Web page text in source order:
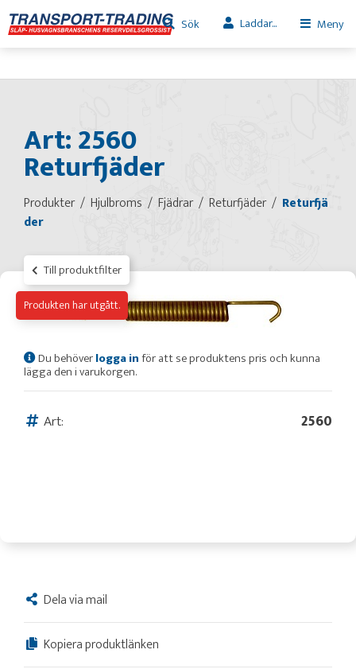
Sök Laddar... Meny
Art: 2560
Returfjäder
Produkter Hjulbroms Fjädrar Returfjäder
Returfjä
der
Till produktfilter
Produkten har utgått.
Du behöverlogga inför att se produktens pris och kunna
lägga den i varukorgen.
Art: 2560
Dela via mail
Kopiera produktlänken